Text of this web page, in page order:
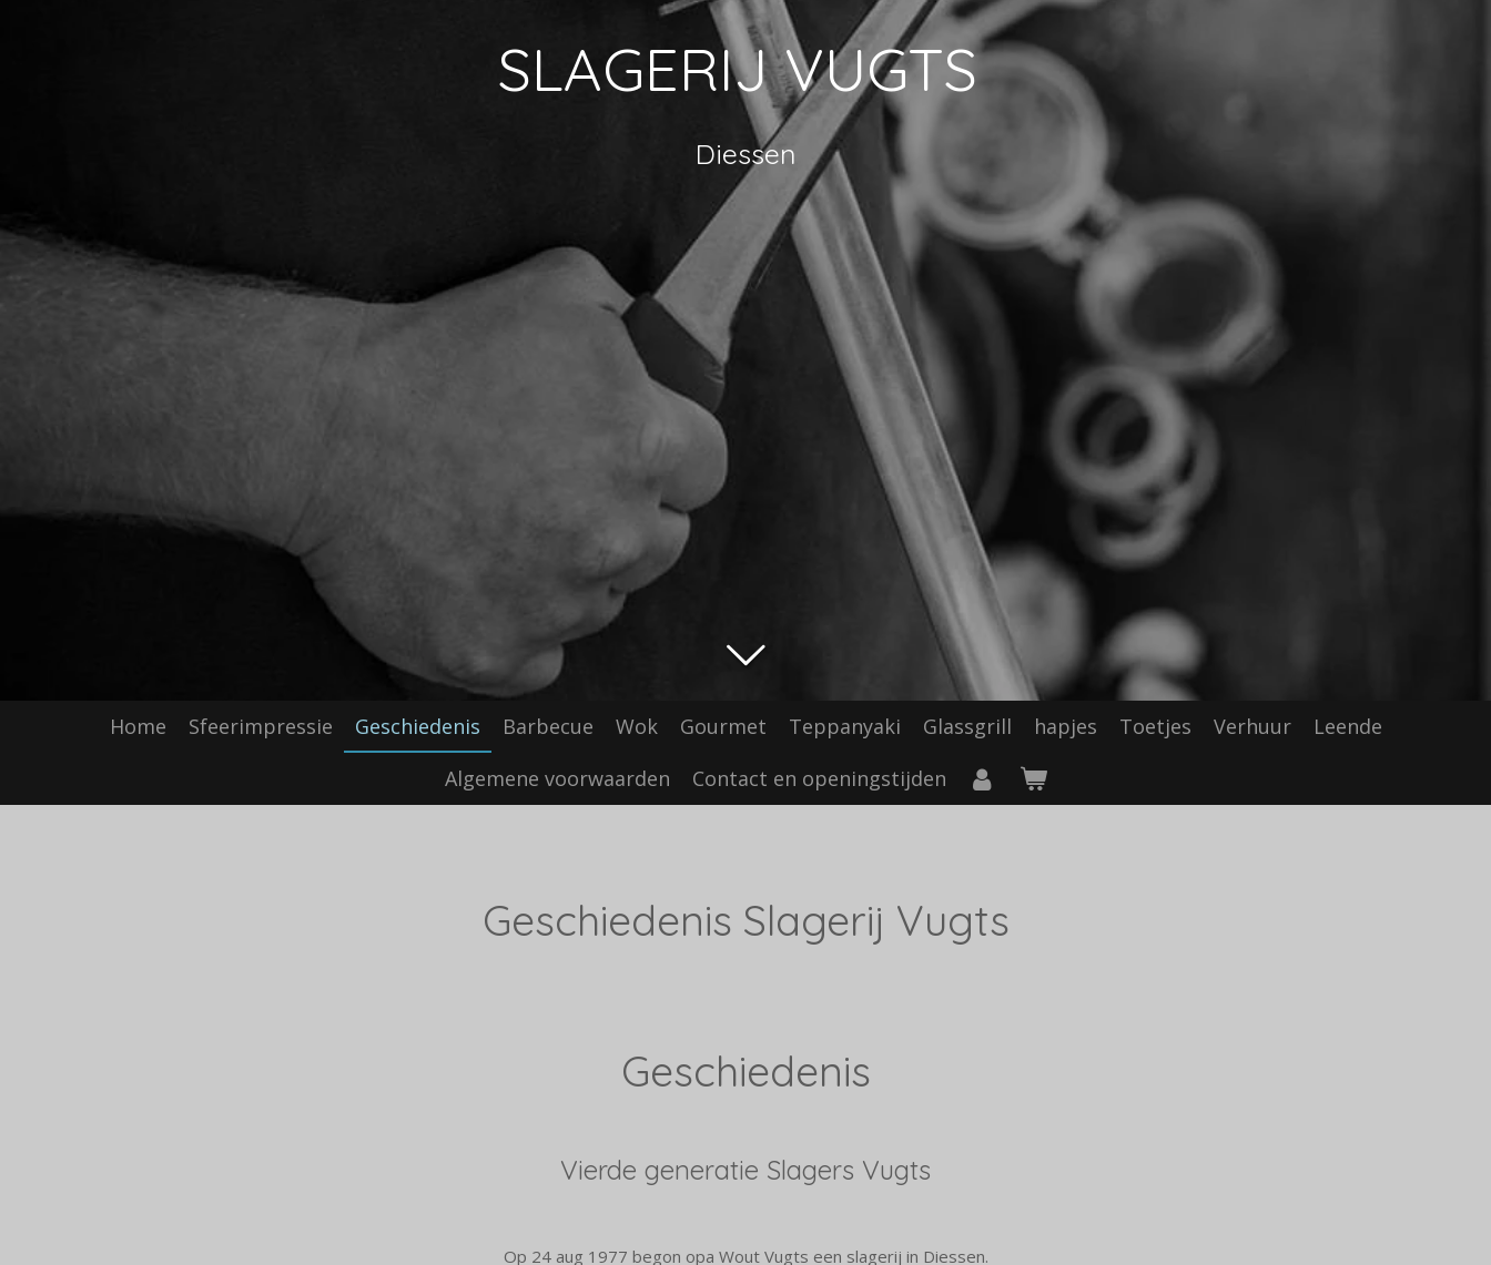
SLAGERIJ VUGTS
Diessen
Home Sfeerimpressie Geschiedenis Barbecue Wok Gourmet Teppanyaki Glassgrill hapjes Toetjes Verhuur
Leende
Algemene voorwaarden
Contact en openingstijden
Geschiedenis Slagerij Vugts
Geschiedenis
Vierde generatie Slagers Vugts
Op 24 aug 1977 begon opa Wout Vugts een slagerij in Diessen.